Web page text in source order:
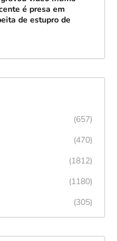
é presa em
de estupro de
(657)
(470)
(1812)
(1180)
(305)